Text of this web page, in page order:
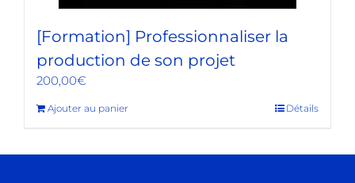
[Formation] Professionnaliser la
production de son projet
200,00€
Ajouter au panier Détails